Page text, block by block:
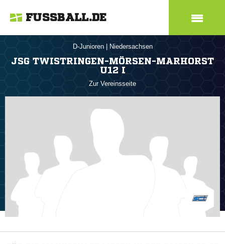
FUSSBALL.DE
D-Junioren Niedersachsen
JSG TWISTRINGEN-MÖRSEN-MARHORST
U12 I
Zur Vereinsseite